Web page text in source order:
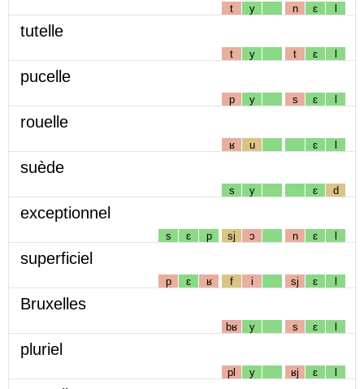
t y n ɛ l
tutelle
t y t ɛ l
pucelle
p y s ɛ l
rouelle
ʁ u ɛ l
suède
s y ɛ d
exceptionnel
s ɛ p sj ɔ n ɛ l
superficiel
p ɛ ʁ f i sj ɛ l
Bruxelles
bʁ y s ɛ l
pluriel
pl y ʁj ɛ l